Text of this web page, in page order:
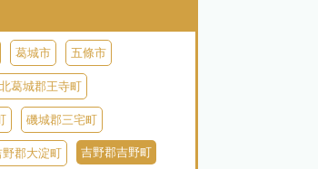
葛城市 五條市
北葛城郡王寺町
磯城郡三宅町
野郡大淀町 吉野郡吉野町